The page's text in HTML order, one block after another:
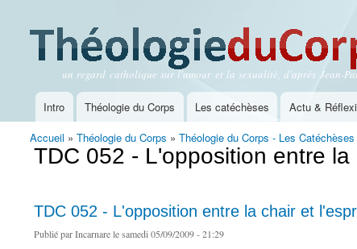
Théologie du Corps
un regard catholique sur l'amour et la sexualité, d'après Jean-
Menu principal
Intro Théologie du Corps Les catéchèses Actu &
Vous êtes ici
Accueil » Théologie du Corps » Théologie du Corps - Les Catéchèses
TDC 052 - L'opposition entre
TDC 052 - L'opposition entre la chair et
Publié parIncarnarele samedi 05/09/2009 - 21:29